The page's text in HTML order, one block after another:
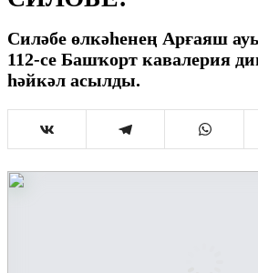
Силәбе өлкәһенең Арғаяш
112-се Башҡорт кавалерия
һәйкәл асылды.